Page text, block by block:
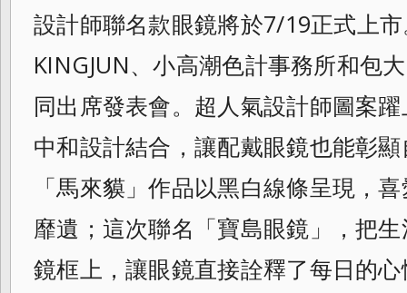
設計師聯名款眼鏡將於7/19正式上
KINGJUN、小高潮色計事務所和包
同出席發表會。超人氣設計師圖案
中和設計結合，讓配戴眼鏡也能彰
「馬來貘」作品以黑白線條呈現，
靡遺；這次聯名「寶島眼鏡」，把
鏡框上，讓眼鏡直接詮釋了每日的